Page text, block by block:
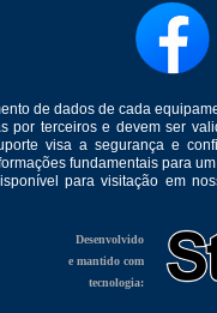
de dados de cada
por terceiros e devem ser
visa a segurança e
fundamentais para
para visitação em
Desenvolvido
e mantido com
tecnologia: